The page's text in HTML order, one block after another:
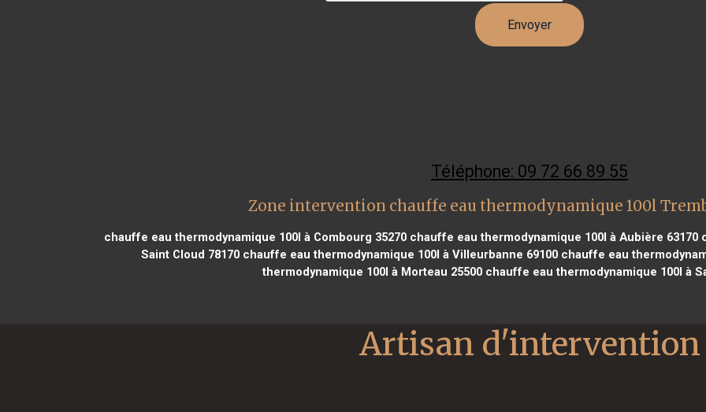
Téléphone: 09 72 66 89 55
Zone intervention chauffe eau thermodynamique 100l
chauffe eau thermodynamique 100l à Combourg 35270 chauffe eau thermodynamique 100l à Aubière 63170
Saint Cloud 78170 chauffe eau thermodynamique 100l à Villeurbanne 69100 chauffe eau
thermodynamique 100l à Morteau 25500 chauffe eau thermodynamique 100l à
Artisan d'intervention